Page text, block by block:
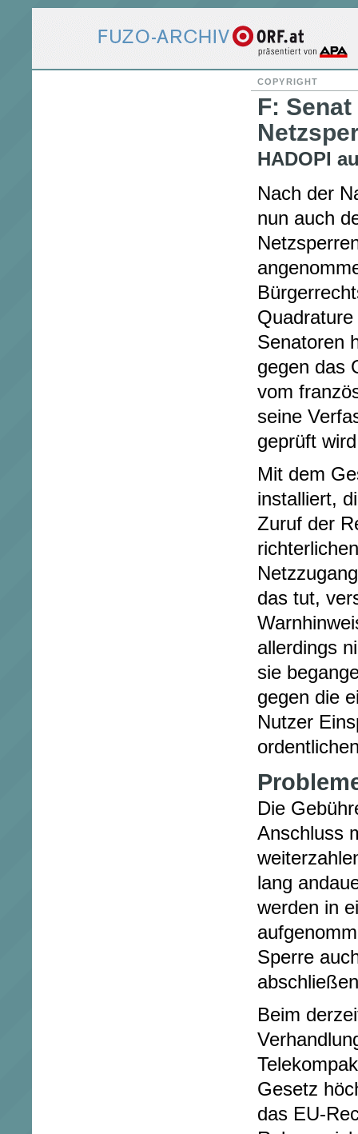
F:
COPYRIGHT
HADOPI
Nach der
nun auch
Senatoren
gegen das
vom
seine
geprüft
Mit dem
installiert,
Zuruf der
das tut,
allerdings
sie
gegen die
Nutzer
Die
Anschluss
lang
werden in
Sperre
Beim
Gesetz
das EU-